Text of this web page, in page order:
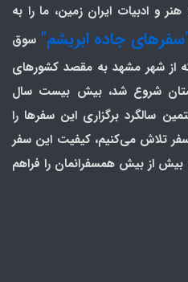
و ادبیات ایران زمین، ما را به
جاده ابریشم" سوق
که از شهر مشهد به مقصد کشورهای
شروع شد، بیش بیست سال
در سال 1404 بیستمین سالگرد برگزاری این سفرها را
تلاش می‌کنیم، کیفیت این سفر
از بیش همسفرانمان را فراهم